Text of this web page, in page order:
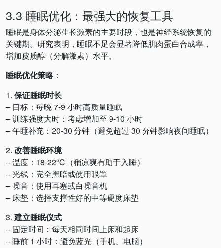
3.3 睡眠优化：最强大的恢复工具
睡眠是身体分泌生长激素的主要时段，也是神经系统恢复的
关键期。研究表明，睡眠不足会显著降低肌肉蛋白合成率，
增加皮质醇（分解激素）水平。
睡眠优化策略：
1. 保证睡眠时长
– 目标：每晚 7-9 小时高质量睡眠
– 训练强度大时：考虑增加至 9-10 小时
– 午睡补充：20-30 分钟（避免超过 30 分钟影响夜间睡眠）
2. 改善睡眠环境
– 温度：18-22℃（稍凉爽有助于入睡）
– 光线：完全黑暗或使用眼罩
– 噪音：使用耳塞或白噪音机
– 床垫：选择支撑性好的中等硬度床垫
3. 建立睡眠仪式
– 固定时间：每天相同时间上床和起床
– 睡前 1 小时：避免蓝光（手机、电脑）